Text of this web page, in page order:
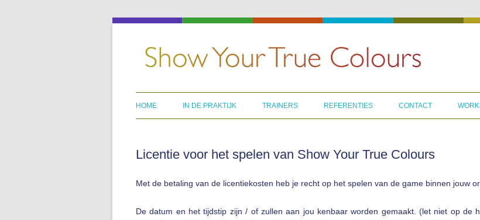
to
HOME IN DE PRAKTIJK TRAINERS REFERENTIES CONTACT
Licentie voor het spelen van Show Your True Colours
Met de betaling van de licentiekosten heb je recht op het spelen van de game binnen jouw
De datum en het tijdstip zijn / of zullen aan jou kenbaar worden gemaakt. (let niet op de